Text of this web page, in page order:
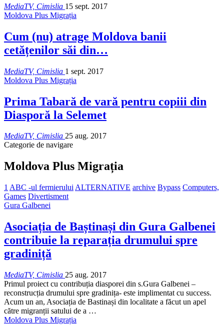
MediaTV, Cimislia 15 sept. 2017
Moldova Plus Migrația
Cum (nu) atrage Moldova banii
cetățenilor săi din…
MediaTV, Cimislia 1 sept. 2017
Moldova Plus Migrația
Prima Tabară de vară pentru copiii din
Diasporă la Selemet
MediaTV, Cimislia 25 aug. 2017
Categorie de navigare
Moldova Plus Migrația
1 ABC -ul fermierului ALTERNATIVE archive Bypass Computers,
Games Divertisment
Gura Galbenei
Asociația de Baștinași din Gura Galbenei
contribuie la reparația drumului spre
gradiniță
MediaTV, Cimislia 25 aug. 2017
Primul proiect cu contribuția diasporei din s.Gura Galbenei –
reconstrucția drumului spre gradinița- este implimentat cu success.
Acum un an, Asociația de Bastinași din localitate a făcut un apel
către migranții satului de a …
Moldova Plus Migrația